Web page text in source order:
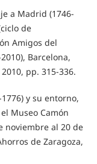
a Madrid (1746-
de
Amigos del
Barcelona,
pp. 315-336.
1776) y su entorno,
Museo Camón
noviembre al 20 de
de Zaragoza,